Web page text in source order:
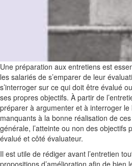
Une préparation aux entretiens est
les salariés de s’emparer de leur
s’interroger sur ce qui doit être évalué
ses propres objectifs. À partir de
préparer à argumenter et à interroger
manquants à la bonne réalisation de
générale, l’atteinte ou non des objectifs
évalué et côté évaluateur.
Il est utile de rédiger avant l’entretien
propositions d’amélioration afin de bien